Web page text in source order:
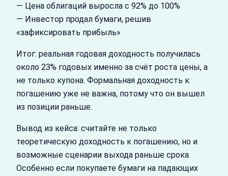
— Цена облигаций выросла с 92% до 100%
— Инвестор продал бумаги, решив
«зафиксировать прибыль»
Итог: реальная годовая доходность получилась
около 23% годовых именно за счёт роста цены, а
не только купона. Формальная доходность к
погашению уже не важна, потому что он вышел
из позиции раньше.
Вывод из кейса: считайте не только
теоретическую доходность к погашению, но и
возможные сценарии выхода раньше срока.
Особенно если покупаете бумаги на падающих